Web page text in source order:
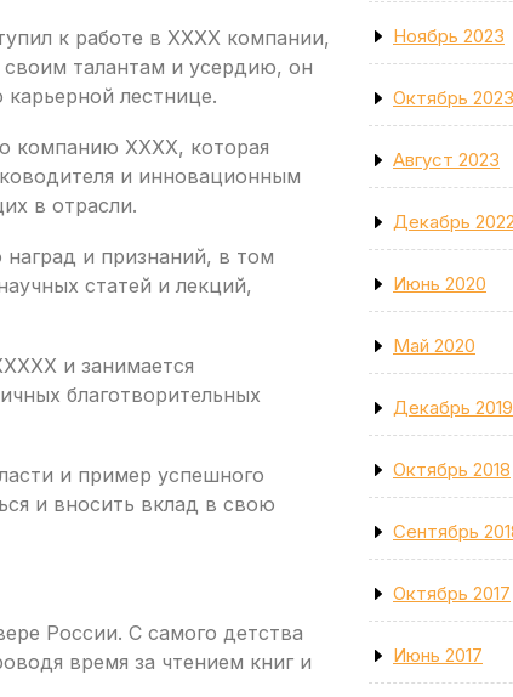
к работе в XXXX компании,
своим талантам и усердию, он
лестнице.
компанию XXXX, которая
и инновационным
в отрасли.
и признаний, в том
статей и лекций,
и занимается
благотворительных
и пример успешного
и вносить вклад в свою
России. С самого детства
время за чтением книг и
Ноябрь 2023
Октябрь 2023
Август 2023
Декабрь 2022
Июнь 2020
Май 2020
Декабрь 2019
Октябрь 2018
Сентябрь
Октябрь 2017
Июнь 2017